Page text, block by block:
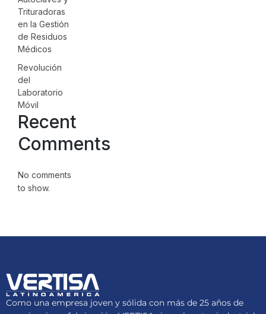
Trituradoras
en la Gestión
de Residuos
Médicos
Revolución
del
Laboratorio
Móvil
Recent
Comments
No comments
to show.
Como una empresa joven y sólida con más de 25 años de